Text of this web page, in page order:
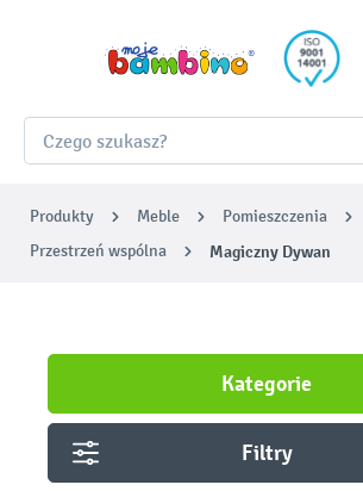
Produkty Meble
Pomieszczenia
Przestrzeń wspólna
Magiczny Dywan
Kategorie
Filtry